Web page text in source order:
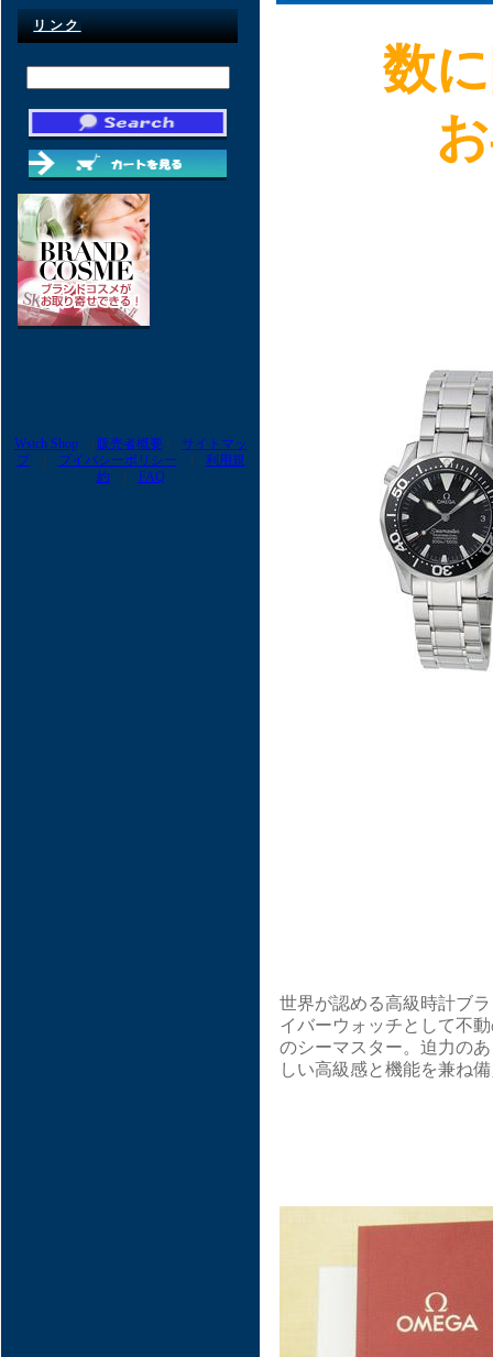
数
世界が認める高級時計ブ
イバーウォッチとして不
のシーマスター。迫力の
しい高級感と機能を兼ね
リンク
Wstch Shop| 販売者概要| サイトマッ
プ| プイバシーポリシー
利用規
約
FAQ